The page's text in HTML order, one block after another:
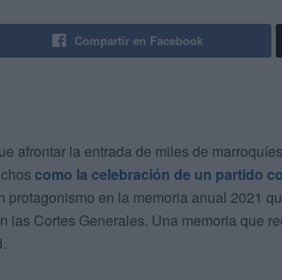
Compartir en Facebook
afrontar la entrada de miles de
como la celebración de un partido
protagonismo en la memoria anual 2021
las Cortes Generales. Una memoria que